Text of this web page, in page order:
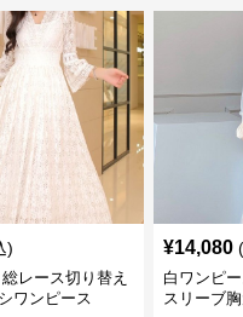
)
レース切り替え
ワンピース
¥14,080
白ワンピ
スリーブ